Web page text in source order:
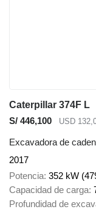
Caterpillar 374F L
S/ 446,100
USD
Excavadora de
2017
Potencia 352 kW
Capacidad de carga
Profundidad de